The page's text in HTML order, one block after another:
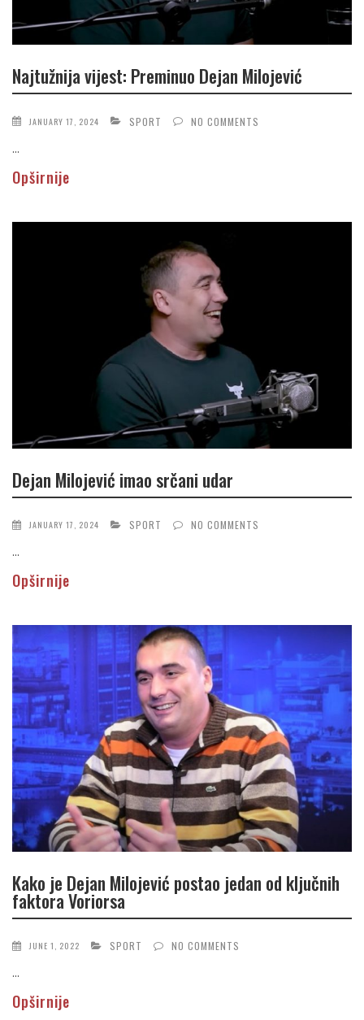
Najtužnija vijest: Preminuo Dejan Milojević
JANUARY 17, 2024 SPORT NO COMMENTS
...
Opširnije
Dejan Milojević imao srčani udar
JANUARY 17, 2024 SPORT NO COMMENTS
...
Opširnije
Kako je Dejan Milojević postao jedan od ključnih
faktora Voriorsa
JUNE 1, 2022 SPORT NO COMMENTS
...
Opširnije